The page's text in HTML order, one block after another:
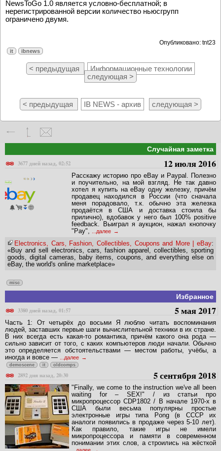
NewsToGo 1.0 является условно-бесплатной; в
нерегистрированной версии количество ньюсгрупп
ограничено двумя.
Опубликовано: tnt23
it ibnews
< предыдущая
Информационные технологии
следующая >
< предыдущая IB NEWS - архив следующая >
Случайная заметка
3677 дней назад, 02:52
12 июля 2016
Расскажу историю про eBay и Paypal. Полезно
и поучительно, на мой взгляд. Не так давно
хотел я купить на eBay одну железку, причём
продавец находился в России (что сначала
меня порадовало, т.к. обычно эта железка
продаётся в США и доставка стоила бы
прилично), вдобавок у него был 100% positive
feedback. Выиграл я аукцион, нажал кнопочку
"Pay",
...далее
Electronics, Cars, Fashion, Collectibles, Coupons and More | eBay:
«Buy and sell electronics, cars, fashion apparel, collectibles, sporting
goods, digital cameras, baby items, coupons, and everything else on
eBay, the world's online marketplace»
misc
Избранное
3380 дней назад, 01:57
5 мая 2017
Часть 1: От четырёх до восьми Я люблю читать воспоминания
людей, заставших первые шаги вычислительной техники в их стране.
В них всегда есть какая-то романтика, причём какого она рода —
сильно зависит от того, с каких компьютеров люди начали. Обычно
это определяется обстоятельствами — местом работы, учёбы, а
иногда и вовсе —
...далее
demoscene it oldcomps
2892 дня назад, 20:30 5 сентября 2018
"Finally, we come to the instruction we've all been
waiting for – SEX!" / из статьи про
микропроцессор CDP1802 / В начале 1970-х в
США были весьма популярны простые
электронные игры типа Pong (в СССР их
аналоги появились в продаже через 5-10 лет).
Как правило, такие игры не имели
микропроцессора и памяти в современном
понимании этих слов, а строились на жёсткой